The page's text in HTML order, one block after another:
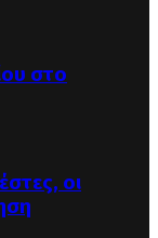
στο
οι